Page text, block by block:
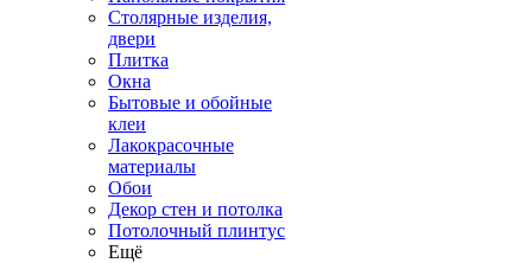
Столярные изделия,
двери
Плитка
Окна
Бытовые и обойные
клеи
Лакокрасочные
материалы
Обои
Декор стен и потолка
Потолочный плинтус
Ещё